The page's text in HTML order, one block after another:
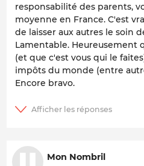
responsabilité des parents,
moyenne en France. C'est
de laisser aux autres le soin
Lamentable. Heureusement
(et que c'est vous qui le
impôts du monde (entre
Encore bravo.
Mon Nombril